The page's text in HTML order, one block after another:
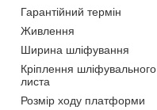
Гарантійний термін
Живлення
Ширина шліфування
Кріплення шліфувального
листа
Розмір ходу платформи